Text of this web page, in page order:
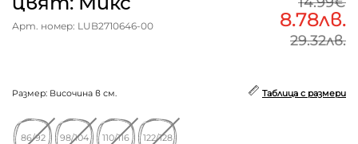
Арт. номер: LUB2710646-00 8.78лв.
29.32лв.
Размер: Височина в см. Таблица с размери
86/92 98/104 110/116 122/128